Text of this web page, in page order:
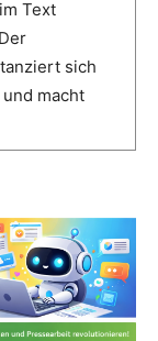
Text
sich
macht